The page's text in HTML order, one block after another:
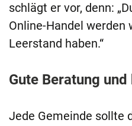
schlägt er vor, denn:
Online-Handel
Leerstand haben.“
Gute Beratung
Jede Gemeinde sollte